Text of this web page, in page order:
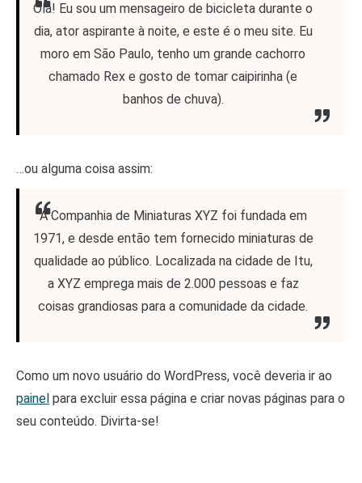
Olá! Eu sou um mensageiro de bicicleta durante o
dia, ator aspirante à noite, e este é o meu site. Eu
moro em São Paulo, tenho um grande cachorro
chamado Rex e gosto de tomar caipirinha (e
banhos de chuva).
…ou alguma coisa assim:
A Companhia de Miniaturas XYZ foi fundada em
1971, e desde então tem fornecido miniaturas de
qualidade ao público. Localizada na cidade de Itu,
a XYZ emprega mais de 2.000 pessoas e faz
coisas grandiosas para a comunidade da cidade.
Como um novo usuário do WordPress, você deveria ir ao
painel para excluir essa página e criar novas páginas para o
seu conteúdo. Divirta-se!